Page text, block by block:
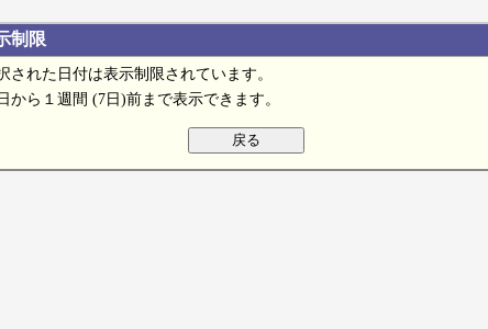
制限
された日付は表示制限されています。
から１週間 (7日)前まで表示できます。